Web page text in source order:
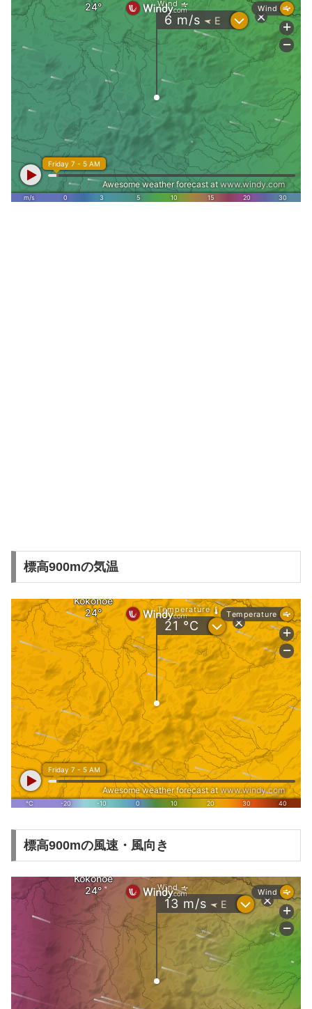
標高900mの気温
標高900mの風速・風向き